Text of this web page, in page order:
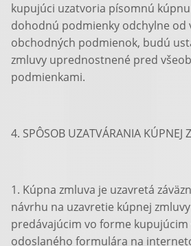
kupujúci uzatvoria písomnú
dohodnú podmienky odchylne od
obchodných podmienok, budú
zmluvy uprednostnené pred
podmienkami.
4. SPÔSOB UZATVÁRANIA KÚPNEJ
1. Kúpna zmluva je uzavretá
návrhu na uzavretie kúpnej
predávajúcim vo forme kupujúcim
odoslaného formulára na